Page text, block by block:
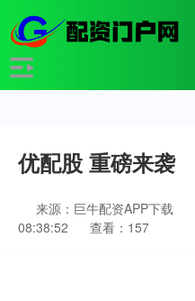
优配股 重磅来袭
来源：巨牛配资APP下载
08:38:52
查看：157